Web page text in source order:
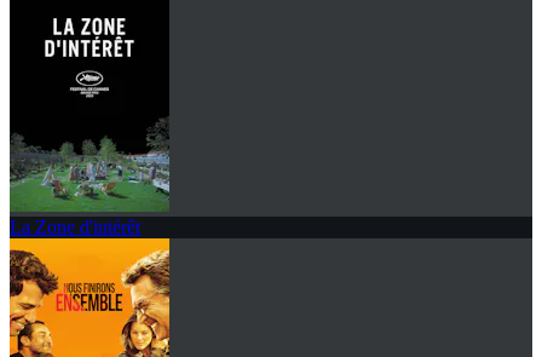
La Zone d'intérêt